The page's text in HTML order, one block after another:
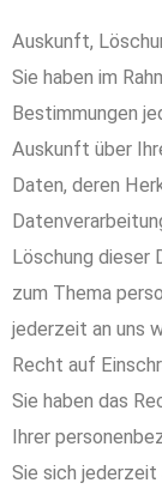
Auskunft,
Sie haben im
Bestimmungen
Auskunft über
Daten, deren
Löschung dieser
zum Thema
jederzeit an uns
Recht auf
Sie haben das
Ihrer
Sie sich jederzeit